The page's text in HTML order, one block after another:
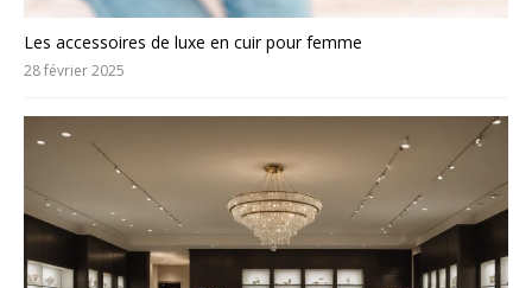
Les accessoires de luxe en cuir pour femme
28 février 2025